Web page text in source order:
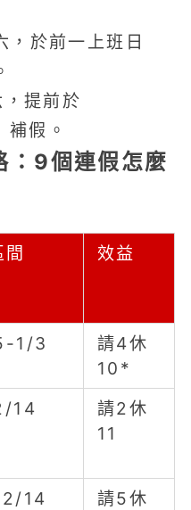
，於前一上班日
提前於
假。
9個連假怎麼
效益
1/3
請4休
10*
14
請2休
11
14
請5休